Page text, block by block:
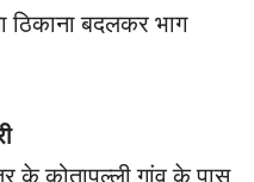
बदलकर भाग
के कोतापल्ली गांव के पास